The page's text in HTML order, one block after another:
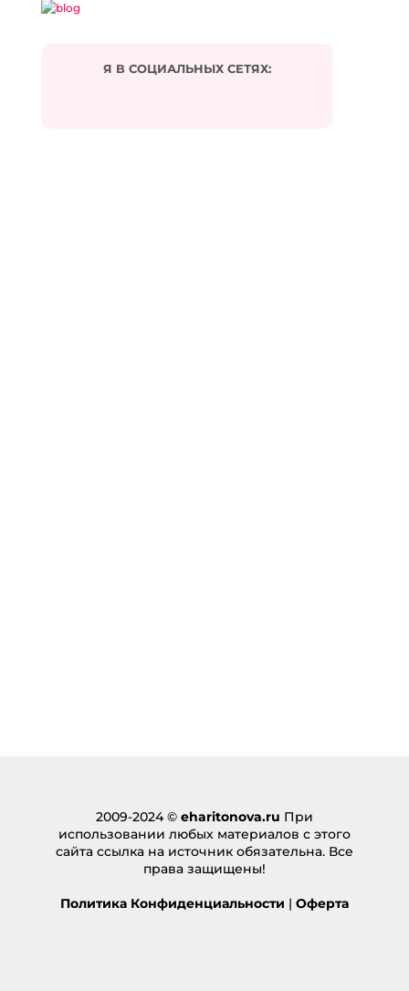
Я В СОЦИАЛЬНЫХ СЕТЯХ:
2009-2024 © eharitonova.ru При
использовании любых материалов с этого
сайта ссылка на источник обязательна. Все
права защищены!
Политика Конфиденциальности | Оферта